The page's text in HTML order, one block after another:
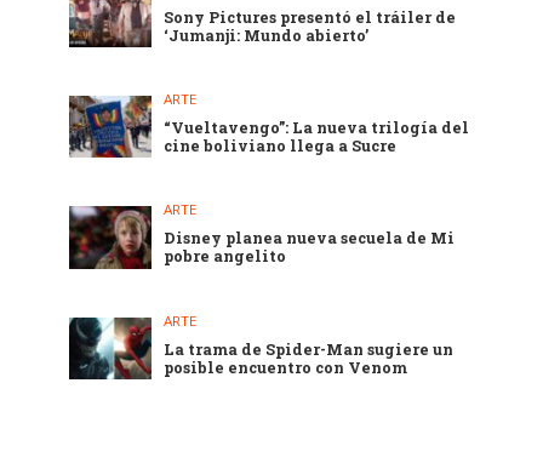
Sony Pictures presentó el tráiler de
‘Jumanji: Mundo abierto’
ARTE
“Vueltavengo”: La nueva trilogía del
cine boliviano llega a Sucre
ARTE
Disney planea nueva secuela de Mi
pobre angelito
ARTE
La trama de Spider-Man sugiere un
posible encuentro con Venom